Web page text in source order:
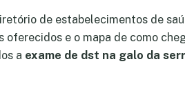
de estabelecimentos de
e o mapa de como
a exame de dst na galo da